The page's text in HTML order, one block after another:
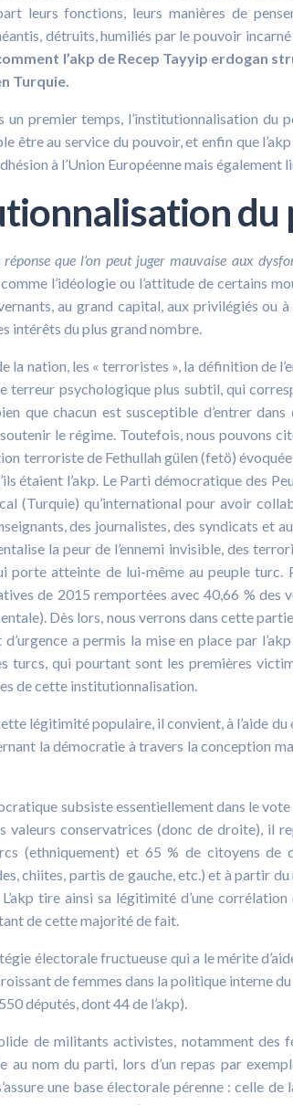
leurs fonctions, leurs manières de
détruits, humiliés par le pouvoir
l’akp de Recep Tayyip erdogan
Turquie.
un premier temps, l’institutionnalisation du
être au service du pouvoir, et enfin que
à l’Union Européenne mais
du
que l’on peut juger mauvaise aux
l’idéologie ou l’attitude de certains
au grand capital, aux privilégiés ou
intérêts du plus grand nombre.
la nation, les « terroristes », la définition de
terreur psychologique plus subtil, qui
que chacun est susceptible d’entrer
le régime. Toutefois, nous pouvons
terroriste de Fethullah gülen (fetö)
étaient l’akp. Le Parti démocratique des
(Turquie) qu’international pour avoir
des journalistes, des syndicats et
la peur de l’ennemi invisible, des
porte atteinte de lui-même au peuple turc.
de 2015 remportées avec 40,66 % des
Dès lors, nous verrons dans cette
a permis la mise en place par
turcs, qui pourtant sont les premières
de cette institutionnalisation.
légitimité populaire, il convient, à l’aide
la démocratie à travers la conception
subsiste essentiellement dans le
valeurs conservatrices (donc de droite), il
(ethniquement) et 65 % de citoyens de
chiites, partis de gauche, etc.) et à partir
tire ainsi sa légitimité d’une
de cette majorité de fait.
électorale fructueuse qui a le mérite
de femmes dans la politique interne
députés, dont 44 de l’akp).
de militants activistes, notamment des
au nom du parti, lors d’un repas par
une base électorale pérenne : celle